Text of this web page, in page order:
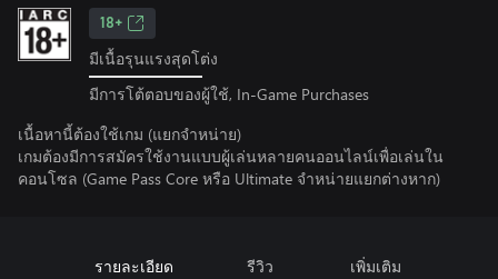
18+
มีเนื้อรุนแรงสุดโต่ง
มีการโต้ตอบของผู้ใช้, In-Game Purchases
เนื้อหานี้ต้องใช้เกม (แยกจำหน่าย)
เกมต้องมีการสมัครใช้งานแบบผู้เล่นหลายคนออนไลน์เพื่อเล่นใน
คอนโซล (Game Pass Core หรือ Ultimate จําหน่ายแยกต่างหาก)
รายละเอียด รีวิว เพิ่มเติม